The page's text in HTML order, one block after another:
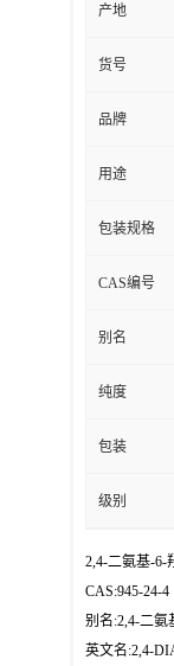
产地
货号
品牌
用途
包装规格
CAS编号
别名
纯度
包装
级别
2,4-二氨基-6-
CAS:945-24-4
别名:2,4-二氨
英文名:2,4-